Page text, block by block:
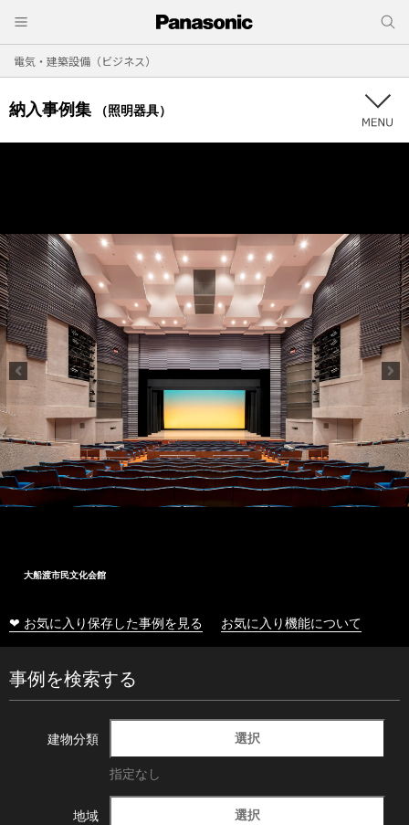
電気・建築設備（ビジネス）
納入事例集 （照明器具）
大船渡市民文化会館
❤ お気に入り保存した事例を見る お気に入り機能について
事例を検索する
建物分類 選択
指定なし
地域 選択